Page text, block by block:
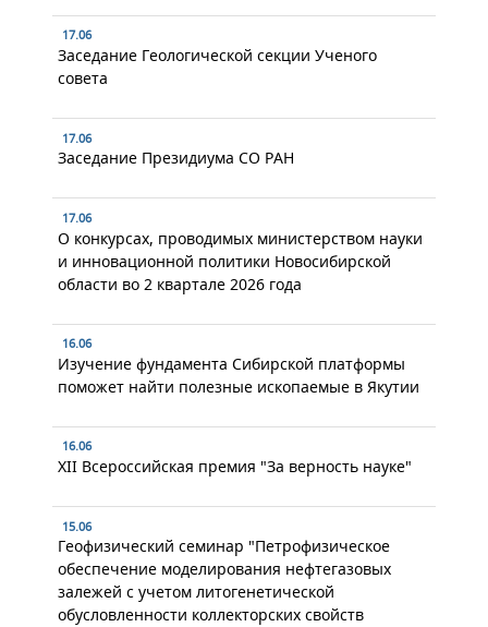
17.06
Заседание Геологической секции Ученого
совета
17.06
Заседание Президиума СО РАН
17.06
О конкурсах, проводимых министерством науки
и инновационной политики Новосибирской
области во 2 квартале 2026 года
16.06
Изучение фундамента Сибирской платформы
поможет найти полезные ископаемые в Якутии
16.06
XII Всероссийская премия "За верность науке"
15.06
Геофизический семинар "Петрофизическое
обеспечение моделирования нефтегазовых
залежей с учетом литогенетической
обусловленности коллекторских свойств